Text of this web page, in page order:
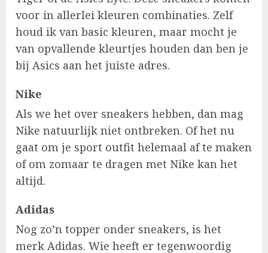
voor in allerlei kleuren combinaties. Zelf
houd ik van basic kleuren, maar mocht je
van opvallende kleurtjes houden dan ben je
bij Asics aan het juiste adres.
Nike
Als we het over sneakers hebben, dan mag
Nike natuurlijk niet ontbreken. Of het nu
gaat om je sport outfit helemaal af te maken
of om zomaar te dragen met Nike kan het
altijd.
Adidas
Nog zo’n topper onder sneakers, is het
merk Adidas. Wie heeft er tegenwoordig